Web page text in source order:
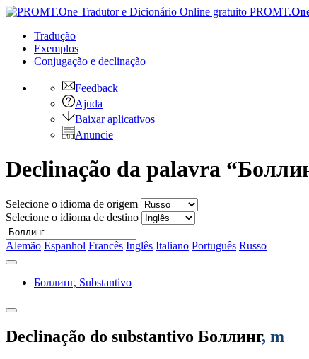
PROMT.
Tradução
Exemplos
Conjugação e declinação
Feedback
Ajuda
Baixar aplicativos
Anuncie
Declinação da palavra
Selecione o idioma de origem
Selecione o idioma de destino
Alemão Espanhol Francês Inglês Italiano Português Russo
Боллинг, Substantivo
Declinação do substantivo Боллинг, m